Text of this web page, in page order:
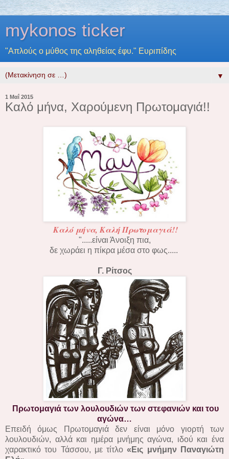
mykonos ticker
"Απλούς ο μύθος της αληθείας έφυ." Ευριπίδης
▼
1 Μαΐ 2015
Καλό μήνα, Χαρούμενη Πρωτομαγιά!!
Καλό μήνα, Καλή Πρωτομαγιά!!
".....είναι Άνοιξη πια,
δε χωράει η πίκρα μέσα στο φως.....
Γ. Ρίτσος
Πρωτομαγιά των λουλουδιών των στεφανιών και του
αγώνα…
Επειδή όμως Πρωτομαγιά δεν είναι μόνο γιορτή των
λουλουδιών, αλλά και ημέρα μνήμης αγώνα, ιδού και ένα
χαρακτικό του Τάσσου, με τίτλο«Εις μνήμην Παναγιώτη